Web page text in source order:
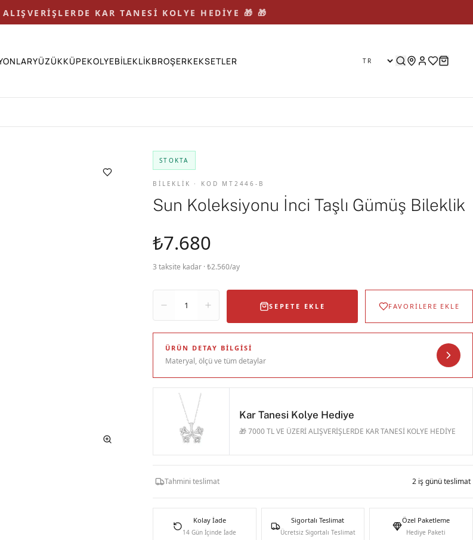
KAR TANESİ KOLYE HEDİYE 🎁 🎁
YÜZÜKKÜPEKOLYEBİLEKLİKBROŞERKEKSETLER
STOKTA
BİLEKLİK · KOD MT2446-B
Sun Koleksiyonu İnci Taşlı Gümüş Bileklik
₺7.680
3 taksite kadar · ₺2.560/ay
1 SEPETE EKLE FAVORİLERE EKLE
ÜRÜN DETAY BILGISI
Materyal, ölçü ve tüm detaylar
Kar Tanesi Kolye Hediye
🎁 7000 TL VE ÜZERİ ALIŞVERİŞLERDE KAR TANESİ KOLYE HEDİYE
Tahmini teslimat 2 iş günü teslimat
Kolay İade
14 Gün İçinde İade
Sigortalı Teslimat
Ücretsiz Sigortalı Teslimat
Özel Paketleme
Hediye Paketi